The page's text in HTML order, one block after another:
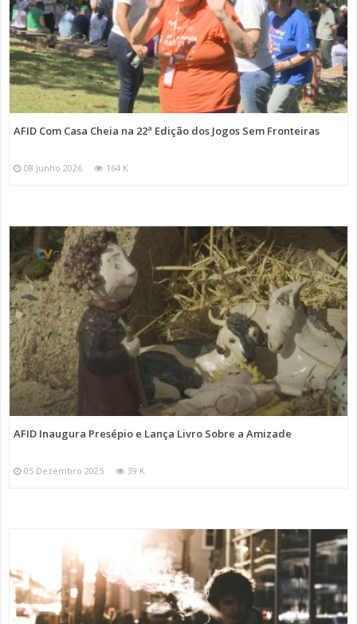
AFID Com Casa Cheia na 22ª Edição dos Jogos Sem Fronteiras
08 Junho 2026 164 K
AFID Inaugura Presépio e Lança Livro Sobre a Amizade
05 Dezembro 2025 39 K